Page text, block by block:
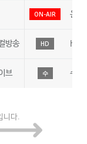
ON-AIR 온에
방송 HD HD
브 수 수어
니다.